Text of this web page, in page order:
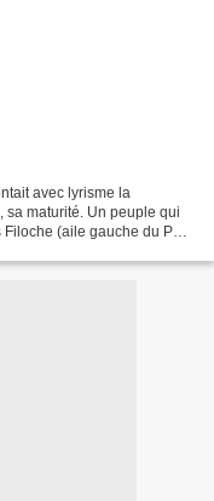
avec lyrisme la
maturité. Un peuple qui
(aile gauche du PS)